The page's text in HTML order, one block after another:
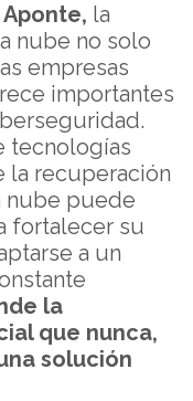
la
nube no solo
empresas
importantes
tecnologías
la recuperación
nube puede
fortalecer su
a un
la
que nunca,
solución